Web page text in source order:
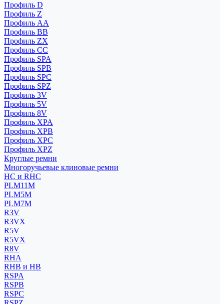
Профиль D
Профиль Z
Профиль АА
Профиль BB
Профиль ZX
Профиль CC
Профиль SPA
Профиль SPB
Профиль SPC
Профиль SPZ
Профиль 3V
Профиль 5V
Профиль 8V
Профиль XPA
Профиль XPB
Профиль XPC
Профиль XPZ
Круглые ремни
Многоручьевые клиновые ремни
HC и RHC
PLM11M
PLM5M
PLM7M
R3V
R3VX
R5V
R5VX
R8V
RHA
RHB и HB
RSPA
RSPB
RSPC